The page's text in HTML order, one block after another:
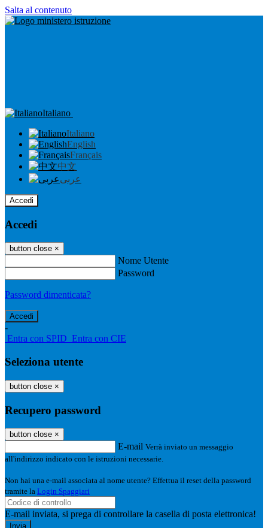
Salta al contenuto
Italiano
Italiano
English
Français
中文
عربى
Accedi
Accedi
button close ×
Nome Utente
Password
Password dimenticata?
-
Entra con SPID Entra con CIE
Seleziona utente
button close ×
Recupero password
button close ×
E-mail Verrà inviato un messaggio
all'indirizzo indicato con le istruzioni necessarie.
Non hai una e-mail associata al nome utente? Effettua il reset della password
tramite la Login Spaggiari
E-mail inviata, si prega di controllare la casella di posta elettronica!